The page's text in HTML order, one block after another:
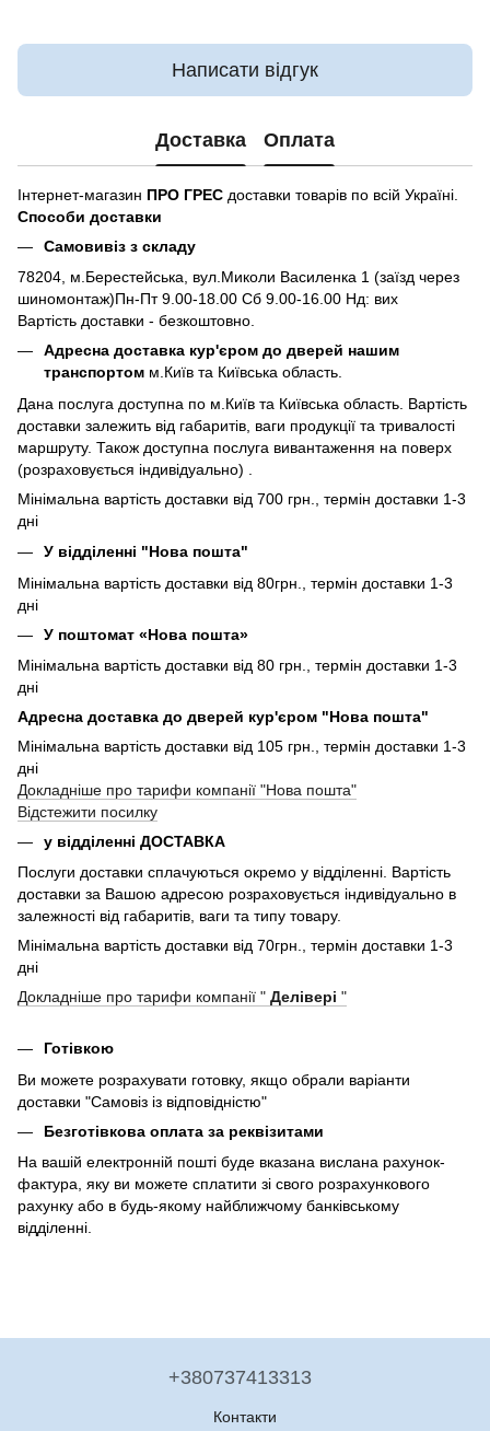
Написати відгук
Доставка Оплата
Інтернет-магазин ПРО ГРЕС доставки товарів по всій Україні.
Способи доставки
Самовивіз з складу
78204, м.Берестейська, вул.Миколи Василенка 1 (заїзд через
шиномонтаж)Пн-Пт 9.00-18.00 Сб 9.00-16.00 Нд: вих
Вартість доставки - безкоштовно.
Адресна доставка кур'єром до дверей нашим
транспортом м.Київ та Київська область.
Дана послуга доступна по м.Київ та Київська область. Вартість
доставки залежить від габаритів, ваги продукції та тривалості
маршруту. Також доступна послуга вивантаження на поверх
(розраховується індивідуально) .
Мінімальна вартість доставки від 700 грн., термін доставки 1-3
дні
У відділенні "Нова пошта"
Мінімальна вартість доставки від 80грн., термін доставки 1-3
дні
У поштомат «Нова пошта»
Мінімальна вартість доставки від 80 грн., термін доставки 1-3
дні
Адресна доставка до дверей кур'єром "Нова пошта"
Мінімальна вартість доставки від 105 грн., термін доставки 1-3
дні
Докладніше про тарифи компанії "Нова пошта"
Відстежити посилку
у відділенні ДОСТАВКА
Послуги доставки сплачуються окремо у відділенні. Вартість
доставки за Вашою адресою розраховується індивідуально в
залежності від габаритів, ваги та типу товару.
Мінімальна вартість доставки від 70грн., термін доставки 1-3
дні
Докладніше про тарифи компанії " Делівері "
Готівкою
Ви можете розрахувати готовку, якщо обрали варіанти
доставки "Самовіз із відповідністю"
Безготівкова оплата за реквізитами
На вашій електронній пошті буде вказана вислана рахунок-
фактура, яку ви можете сплатити зі свого розрахункового
рахунку або в будь-якому найближчому банківському
відділенні.
+380737413313
Контакти